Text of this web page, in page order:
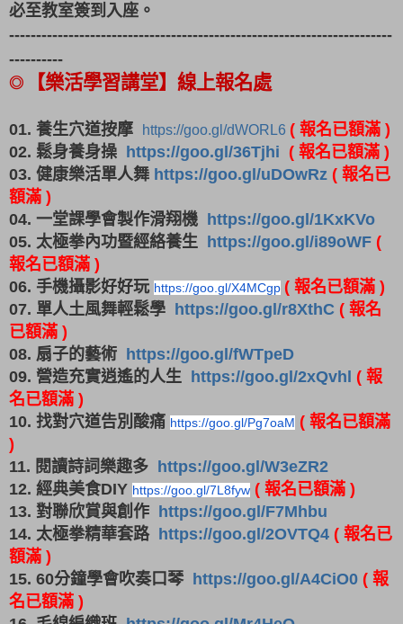
必至教室簽到入座。
-----------------------------------------------------------------------
----------
◎ 【樂活學習講堂】線上報名處
01. 養生穴道按摩 https://goo.gl/dWORL6 ( 報名已額滿 )
02. 鬆身養身操 https://goo.gl/36Tjhi ( 報名已額滿 )
03. 健康樂活單人舞 https://goo.gl/uDOwRz ( 報名已
額滿 )
04. 一堂課學會製作滑翔機 https://goo.gl/1KxKVo
05. 太極拳內功暨經絡養生 https://goo.gl/i89oWF (
報名已額滿 )
06. 手機攝影好好玩 https://goo.gl/X4MCgp ( 報名已額滿 )
07. 單人土風舞輕鬆學 https://goo.gl/r8XthC ( 報名
已額滿 )
08. 扇子的藝術 https://goo.gl/fWTpeD
09. 營造充實逍遙的人生 https://goo.gl/2xQvhl ( 報
名已額滿 )
10. 找對穴道告別酸痛 https://goo.gl/Pg7oaM ( 報名已額滿
)
11. 閱讀詩詞樂趣多 https://goo.gl/W3eZR2
12. 經典美食DIY https://goo.gl/7L8fyw ( 報名已額滿 )
13. 對聯欣賞與創作 https://goo.gl/F7Mhbu
14. 太極拳精華套路 https://goo.gl/2OVTQ4 ( 報名已
額滿 )
15. 60分鐘學會吹奏口琴 https://goo.gl/A4CiO0 ( 報
名已額滿 )